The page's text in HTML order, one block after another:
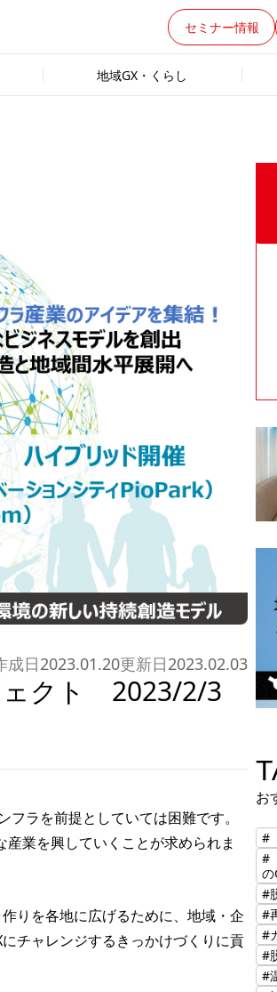
セミナー情報
地域GX・くらし
成日2023.01.20更新日2023.02.03
ェクト 2023/2/3
ラを前提としていては困難です。
業を興していくことが求められま
りを各地に広げるために、地域・企
チャレンジするきっかけづくりに貢
お
#
#
の
#
#
#
#
#